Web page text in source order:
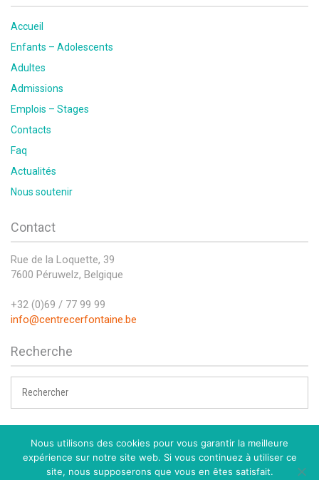
Accueil
Enfants – Adolescents
Adultes
Admissions
Emplois – Stages
Contacts
Faq
Actualités
Nous soutenir
Contact
Rue de la Loquette, 39
7600 Péruwelz, Belgique
+32 (0)69 / 77 99 99
info@centrecerfontaine.be
Recherche
Copyright © Centre Cerfontaine. Tous droits réservés.
Nous utilisons des cookies pour vous garantir la meilleure
expérience sur notre site web. Si vous continuez à utiliser ce
site, nous supposerons que vous en êtes satisfait.